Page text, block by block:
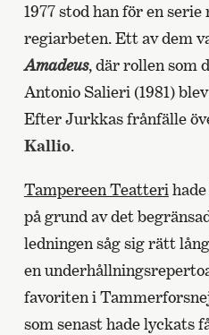
1977 stod han för en
regiarbeten. Ett av dem
Amadeus, där rollen som
Antonio Salieri (1981) blev
Efter Jurkkas frånfälle
Kallio.
Tampereen Teatteri
på grund av det
ledningen såg sig rätt
en
favoriten i
som senast hade lyckats